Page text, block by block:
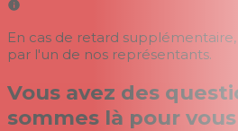
En cas de retard
par l'un de nos représentants.
Vous avez des
sommes là pour